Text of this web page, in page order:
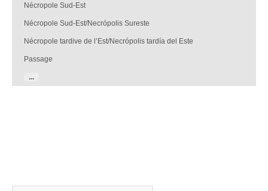
Nécropole Sud-Est
Nécropole Sud-Est/Necrópolis Sureste
Nécropole tardive de l’Est/Necrópolis tardía del Este
Passage
...